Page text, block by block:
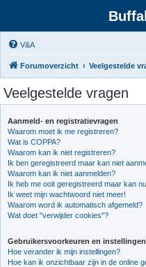
V&A
Forumoverzicht Veelgestelde
Veelgestelde vragen
Aanmeld- en registratievragen
Waarom moet ik me registreren?
Wat is COPPA?
Waarom kan ik niet registreren?
Ik ben geregistreerd maar kan niet
Waarom kan ik niet aanmelden?
Ik heb me ooit geregistreerd maar kan
Ik weet mijn wachtwoord niet meer!
Waarom word ik automatisch afgemeld?
Wat doet "verwijder cookies"?
Gebruikersvoorkeuren en instellingen
Hoe verander ik mijn instellingen?
Hoe kan ik onzichtbaar zijn in de online